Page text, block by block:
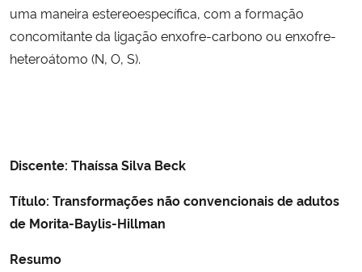
uma maneira estereoespecífica, com a formação
concomitante da ligação enxofre-carbono ou enxofre-
heteroátomo (N, O, S).
Discente: Thaíssa Silva Beck
Título: Transformações não convencionais de adutos
de Morita-Baylis-Hillman
Resumo